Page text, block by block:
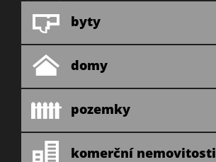
byty
domy
pozemky
komerční nemovitosti